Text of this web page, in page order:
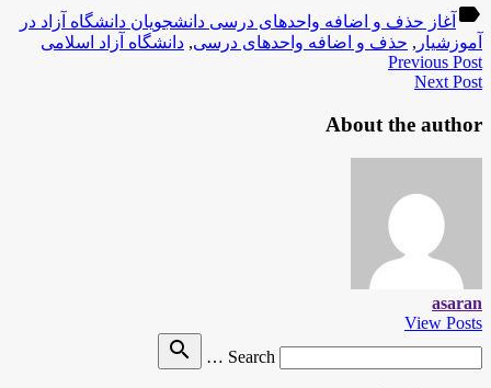
label آغاز حذف و اضافه واحدهای درسی دانشجویان دانشگاه آزاد در
آموزشیار , حذف و اضافه واحدهای درسی, دانشگاه آزاد اسلامی
Previous Post
Next Post
About the author
asaran
View Posts
Search …
search